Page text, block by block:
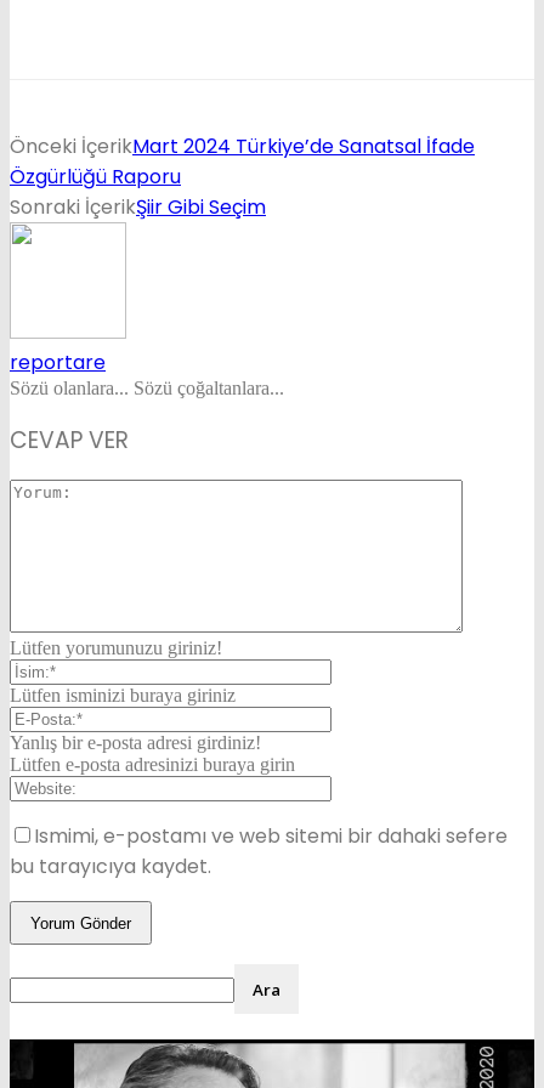
Önceki İçerikMart 2024 Türkiye’de Sanatsal İfade
Özgürlüğü Raporu
Sonraki İçerikŞiir Gibi Seçim
reportare
Sözü olanlara... Sözü çoğaltanlara...
CEVAP VER
Lütfen yorumunuzu giriniz!
Lütfen isminizi buraya giriniz
Yanlış bir e-posta adresi girdiniz!
Lütfen e-posta adresinizi buraya girin
Ismimi, e-postamı ve web sitemi bir dahaki sefere
bu tarayıcıya kaydet.